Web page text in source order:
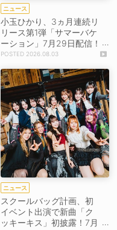
ニュース
小玉ひかり、3ヵ月連続リ
リース第1弾「サマーバケ
ーション」7月29日配信！
MVも公開2026.08.03
ニュース
スクールバッグ計画、初
イベント出演で新曲「ク
ッキーキス」初披露！7月